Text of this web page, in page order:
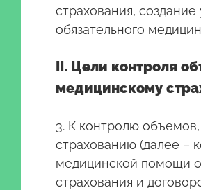
страхования,
обязательного
II. Цели контроля
медицинскому
3. К контролю
страхованию (далее –
медицинской помощи
страхования и